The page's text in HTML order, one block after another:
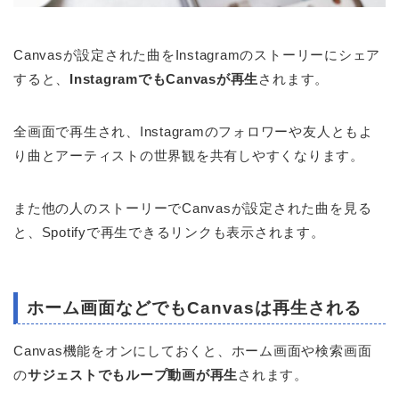
Canvasが設定された曲をInstagramのストーリーにシェア
すると、 InstagramでもCanvasが再生 されます。
全画面で再生され、Instagramのフォロワーや友人ともよ
り曲とアーティストの世界観を共有しやすくなります。
また他の人のストーリーでCanvasが設定された曲を見る
と、Spotifyで再生できるリンクも表示されます。
ホーム画面などでもCanvasは再生される
Canvas機能をオンにしておくと、ホーム画面や検索画面
のサジェストでもループ動画が再生 されます。